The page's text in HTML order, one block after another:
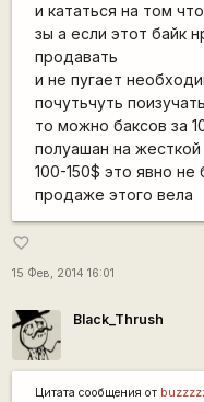
и кататься на том
зы а если этот байк
продавать
и не пугает
почутьчуть
то можно баксов за
полуашан на жесткой
100-150$ это явно
продаже этого вела
favorite_border
15 Фев, 2014 16:01
Black_Thrush
Цитата сообщения от